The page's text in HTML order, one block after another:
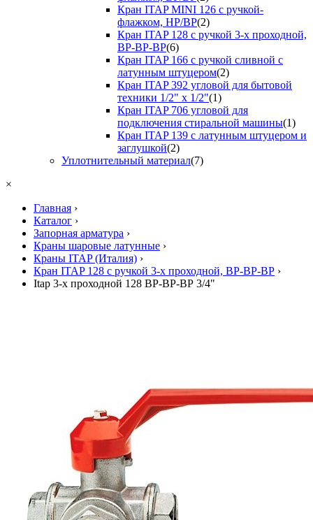
Кран ITAP MINI 126 с ручкой-
флажком, НР/ВР(2)
Кран ITAP 128 с ручкой 3-х проходной,
ВР-ВР-ВР(6)
Кран ITAP 166 с ручкой сливной с
латунным штуцером(2)
Кран ITAP 392 угловой для бытовой
техники 1/2" х 1/2"(1)
Кран ITAP 706 угловой для
подключения стиральной машины(1)
Кран ITAP 139 с латунным штуцером и
заглушкой(2)
Уплотнительный материал(7)
×
Главная ›
Каталог ›
Запорная арматура ›
Краны шаровые латунные ›
Краны ITAP (Италия) ›
Кран ITAP 128 с ручкой 3-х проходной, ВР-ВР-ВР ›
Itap 3-х проходной 128 ВР-ВР-ВР 3/4"